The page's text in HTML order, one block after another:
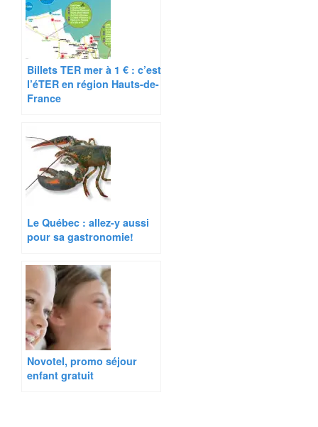
Billets TER mer à 1 € : c’est
l’éTER en région Hauts-de-
France
Le Québec : allez-y aussi
pour sa gastronomie!
Novotel, promo séjour
enfant gratuit